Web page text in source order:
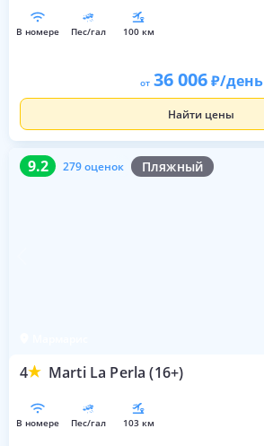
в номере пес/гал 100 км
от 36 006 /день
Найти цены
9.2 279 оценок Пляжный
4 Marti La Perla (16+)
9.2 279 оценок
в номере пес/гал 103 км